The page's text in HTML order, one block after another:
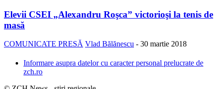
Elevii CSEI „Alexandru Roşca” victorioşi la tenis de
masă
COMUNICATE PRESĂ Vlad Bălănescu - 30 martie 2018
Informare asupra datelor cu caracter personal prelucrate de
zch.ro